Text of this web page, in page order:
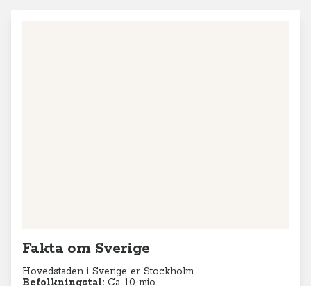
Fakta om Sverige
Hovedstaden i Sverige er Stockholm.
Befolkningstal: Ca. 10 mio.